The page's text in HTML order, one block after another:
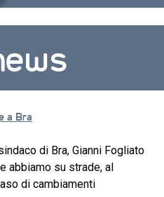
a Bra
di Bra, Gianni Fogliato
abbiamo su strade, al
di cambiamenti